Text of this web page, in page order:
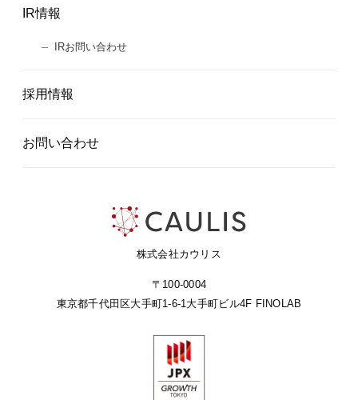
株式会社カウリス
〒100-0004
東京都千代田区大手町1-6-1 大手町ビル4F FINOLAB
IR情報
IRお問い合わせ
採用情報
お問い合わせ